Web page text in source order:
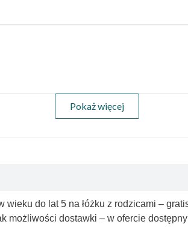
Pokaż więcej
wieku do lat 5 na łóżku z rodzicami –
możliwości dostawki – w ofercie